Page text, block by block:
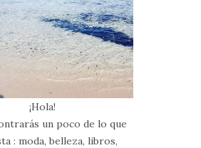
¡Hola!
un poco de lo que
: moda, belleza, libros,